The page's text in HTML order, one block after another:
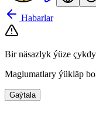
Habarlar
Bir näsazlyk ýüze çykdy
Maglumatlary ýükläp
Gaýtala